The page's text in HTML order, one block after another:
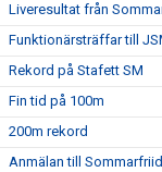
Liveresultat från
Funktionärsträffar till
Rekord på Stafett SM
Fin tid på 100m
200m rekord
Anmälan till